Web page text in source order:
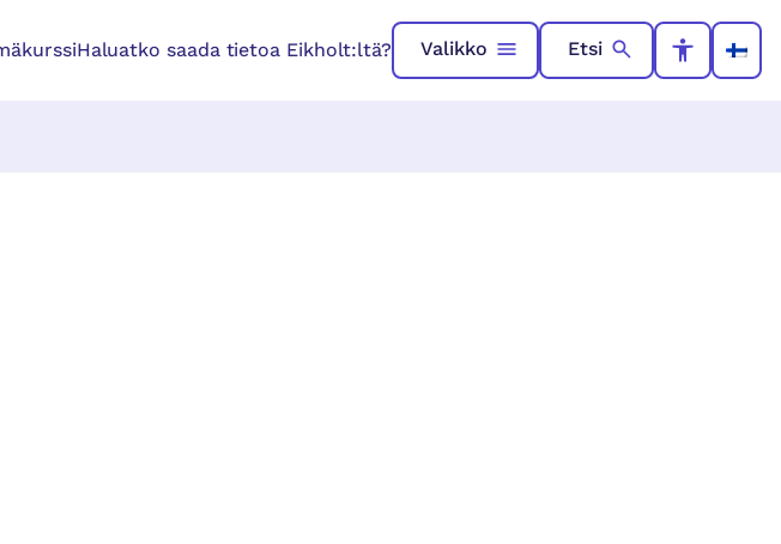
Haluatko saada tietoa Eikholt:ltä? Valikko Etsi